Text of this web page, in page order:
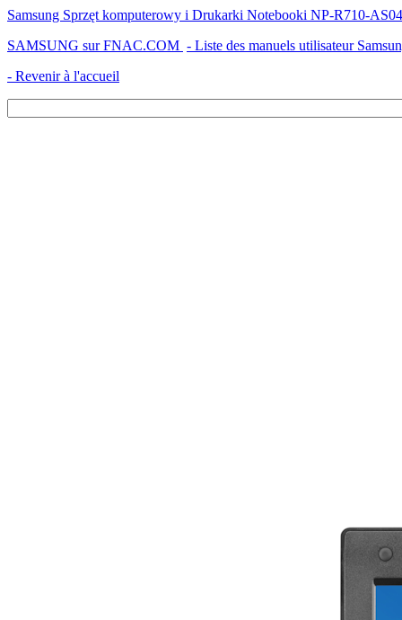
Samsung Sprzęt komputerowy i Drukarki Notebooki NP-R710-
SAMSUNG sur FNAC.COM - Liste des manuels utilisateur
- Revenir à l'accueil